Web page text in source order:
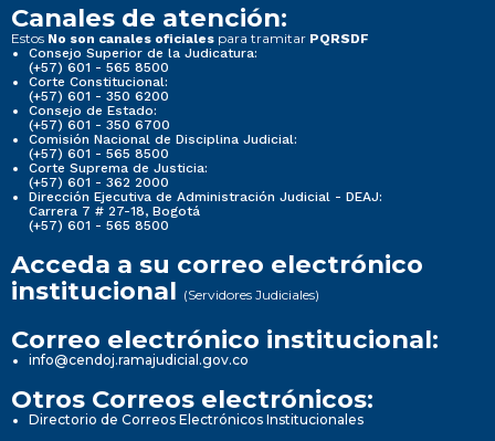
Canales de atención:
Estos No son canales oficiales para tramitar PQRSDF
Consejo Superior de la Judicatura:
(+57) 601 - 565 8500
Corte Constitucional:
(+57) 601 - 350 6200
Consejo de Estado:
(+57) 601 - 350 6700
Comisión Nacional de Disciplina Judicial:
(+57) 601 - 565 8500
Corte Suprema de Justicia:
(+57) 601 - 362 2000
Dirección Ejecutiva de Administración Judicial - DEAJ:
Carrera 7 # 27-18, Bogotá
(+57) 601 - 565 8500
Acceda a su correo electrónico
institucional (Servidores Judiciales)
Correo electrónico institucional:
info@cendoj.ramajudicial.gov.co
Otros Correos electrónicos:
Directorio de Correos Electrónicos Institucionales